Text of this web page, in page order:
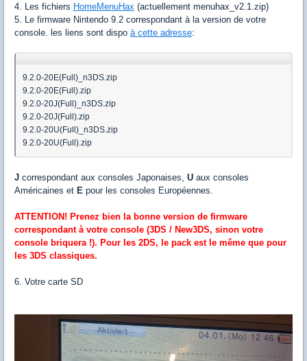
4. Les fichiers HomeMenuHax (actuellement menuhax_v2.1.zip)
5. Le firmware Nintendo 9.2 correspondant à la version de votre
console. les liens sont dispo à cette adresse:
9.2.0-20E(Full)_n3DS.zip
9.2.0-20E(Full).zip
9.2.0-20J(Full)_n3DS.zip
9.2.0-20J(Full).zip
9.2.0-20U(Full)_n3DS.zip
9.2.0-20U(Full).zip
J correspondant aux consoles Japonaises, U aux consoles
Américaines et E pour les consoles Européennes.
ATTENTION! Prenez bien la bonne version de firmware
correspondant à votre console (3DS / New3DS, sinon votre
console briquera !). Pour les 2DS, le pack est le même que pour
les 3DS classiques.
6. Votre carte SD